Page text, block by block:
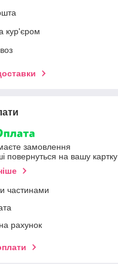
кур'єром
замовлення
повернуться на вашу картку
частинами
рахунок